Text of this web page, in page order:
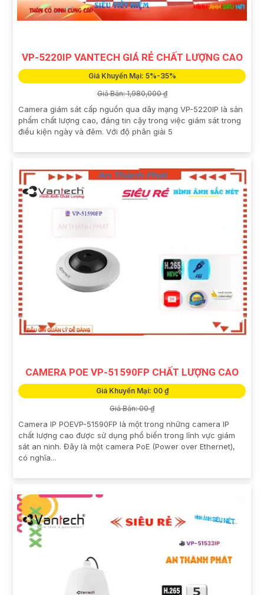
VP-5220IP VANTECH GIÁ RẺ CHẤT LƯỢNG CAO
Giá Khuyến Mại: 5%-35%
Giá Bán: 1,980,000 ₫
Camera giám sát cấp nguồn qua dây mạng VP-5220IP là sản
phẩm chất lượng cao, đáng tin cậy trong việc giám sát trong
điều kiện ngày và đêm. Với độ phân giải 5
CAMERA POE VP-51590FP CHẤT LƯỢNG CAO
Giá Khuyến Mại: 00 ₫
Giá Bán: 00 ₫
Camera IP POEVP-51590FP là một trong những camera IP
chất lượng cao được sử dụng phổ biến trong lĩnh vực giám
sát an ninh. Đây là một camera PoE (Power over Ethernet),
có nghĩa...